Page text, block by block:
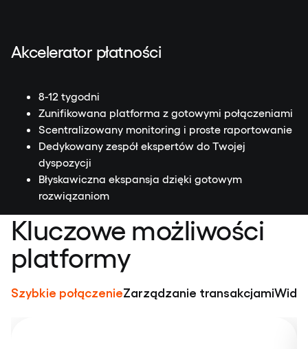
Akcelerator płatności
8-12 tygodni
Zunifikowana platforma z gotowymi połączeniami
Scentralizowany monitoring i proste raportowanie
Dedykowany zespół ekspertów do Twojej
dyspozycji
Błyskawiczna ekspansja dzięki gotowym
rozwiązaniom
Kluczowe możliwości
platformy
Szybkie połączenieZarządzanie transakcjami